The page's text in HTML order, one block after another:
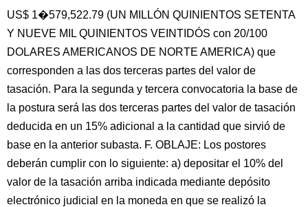
US$ 1�579,522.79 (UN MILLÓN QUINIENTOS SETENTA
Y NUEVE MIL QUINIENTOS VEINTIDÓS con 20/100
DOLARES AMERICANOS DE NORTE AMERICA) que
corresponden a las dos terceras partes del valor de
tasación. Para la segunda y tercera convocatoria la base de
la postura será las dos terceras partes del valor de tasación
deducida en un 15% adicional a la cantidad que sirvió de
base en la anterior subasta. F. OBLAJE: Los postores
deberán cumplir con lo siguiente: a) depositar el 10% del
valor de la tasación arriba indicada mediante depósito
electrónico judicial en la moneda en que se realizó la